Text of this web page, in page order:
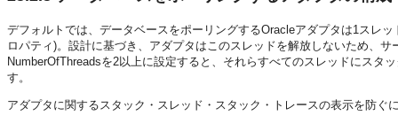
デフォルトでは、データベースをポーリングするOracleアダプタは1スレ
ロパティ)。設計に基づき、アダプタはこのスレッドを解放しないため、
NumberOfThreadsを2以上に設定すると、それらすべてのスレッドにスタ
す。
アダプタに関するスタック・スレッド・スタック・トレースの表示を防